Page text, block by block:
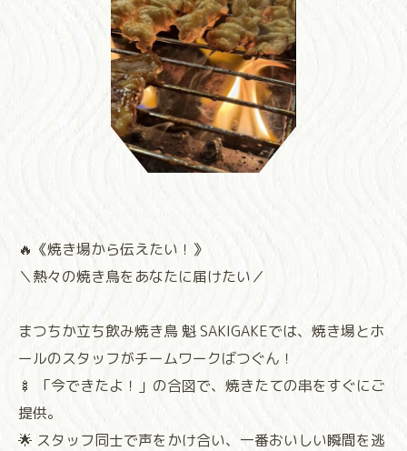
🔥《焼き場から伝えたい！》
＼熱々の焼き鳥をあなたに届けたい／
まつちか立ち飲み焼き鳥 魁 SAKIGAKEでは、焼き場とホ
ールのスタッフがチームワークばつぐん！
🍢 「今できたよ！」の合図で、焼きたての串をすぐにご
提供。
🌟 スタッフ同士で声をかけ合い、一番おいしい瞬間を逃